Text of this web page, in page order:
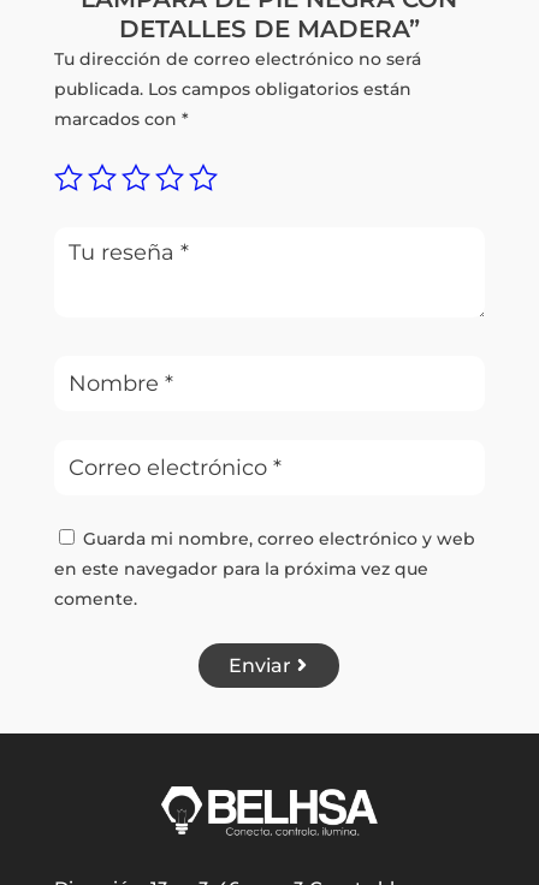
DETALLES DE MADERA”
Tu dirección de correo electrónico no será
publicada. Los campos obligatorios están
marcados con *
Guarda mi nombre, correo electrónico y web
en este navegador para la próxima vez que
comente.
Enviar